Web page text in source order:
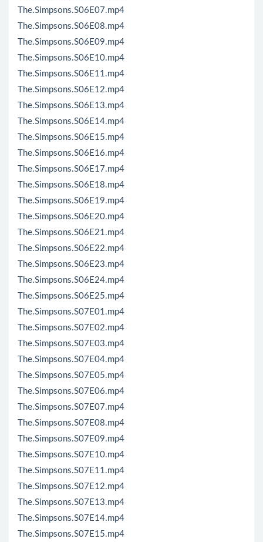
The.Simpsons.S06E07.mp4
The.Simpsons.S06E08.mp4
The.Simpsons.S06E09.mp4
The.Simpsons.S06E10.mp4
The.Simpsons.S06E11.mp4
The.Simpsons.S06E12.mp4
The.Simpsons.S06E13.mp4
The.Simpsons.S06E14.mp4
The.Simpsons.S06E15.mp4
The.Simpsons.S06E16.mp4
The.Simpsons.S06E17.mp4
The.Simpsons.S06E18.mp4
The.Simpsons.S06E19.mp4
The.Simpsons.S06E20.mp4
The.Simpsons.S06E21.mp4
The.Simpsons.S06E22.mp4
The.Simpsons.S06E23.mp4
The.Simpsons.S06E24.mp4
The.Simpsons.S06E25.mp4
The.Simpsons.S07E01.mp4
The.Simpsons.S07E02.mp4
The.Simpsons.S07E03.mp4
The.Simpsons.S07E04.mp4
The.Simpsons.S07E05.mp4
The.Simpsons.S07E06.mp4
The.Simpsons.S07E07.mp4
The.Simpsons.S07E08.mp4
The.Simpsons.S07E09.mp4
The.Simpsons.S07E10.mp4
The.Simpsons.S07E11.mp4
The.Simpsons.S07E12.mp4
The.Simpsons.S07E13.mp4
The.Simpsons.S07E14.mp4
The.Simpsons.S07E15.mp4